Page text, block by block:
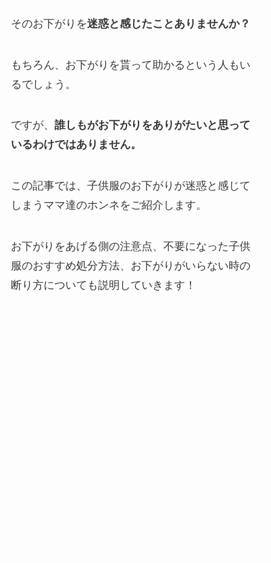
そのお下がりを迷惑と感じたことありませんか？
もちろん、お下がりを貰って助かるという人もい
るでしょう。
ですが、 誰しもがお下がりをありがたいと思って
いるわけではありません。
この記事では、子供服のお下がりが迷惑と感じて
しまうママ達のホンネをご紹介します。
お下がりをあげる側の注意点、不要になった子供
服のおすすめ処分方法、お下がりがいらない時の
断り方についても説明していきます！